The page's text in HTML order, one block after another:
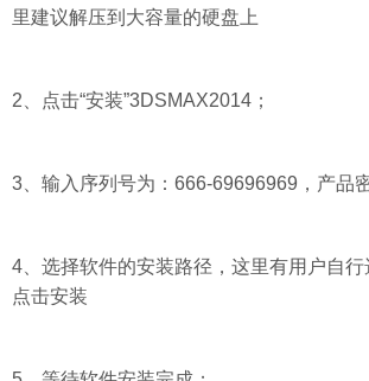
里建议解压到大容量的硬盘 上
2、点击“安装”3DSMAX2014；
3、输入序列号为：666-69696969，产品
4、选择软件的安装路径，这里有用户自
点击安装